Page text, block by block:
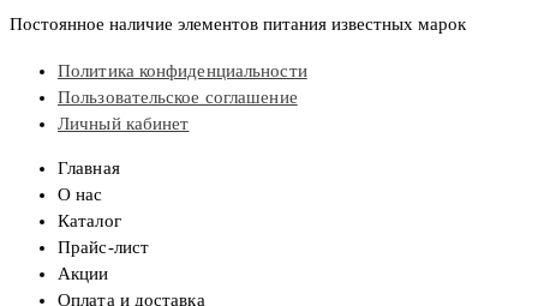
Постоянное наличие элементов питания известных марок
Политика конфиденциальности
Пользовательское соглашение
Личный кабинет
Главная
О нас
Каталог
Прайс-лист
Акции
Оплата и доставка